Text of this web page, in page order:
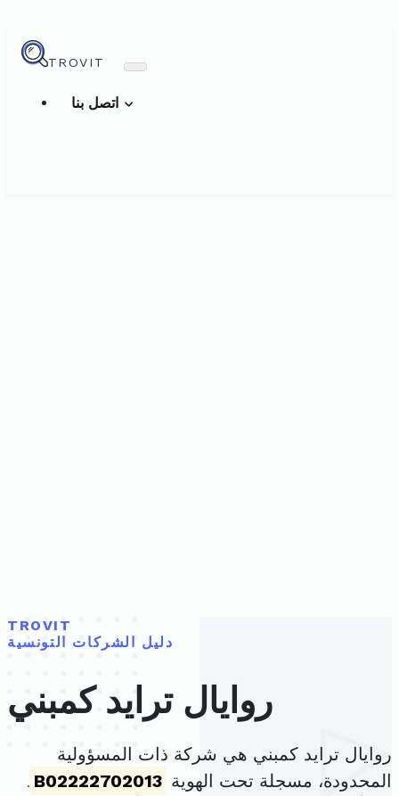
TROVIT
TROVIT
دليل الشركات التونسية
روايال ترايد كمبني
روايال ترايد كمبني هي شركة ذات المسؤولية
المحدودة، مسجلة تحت الهوية B02222702013
.